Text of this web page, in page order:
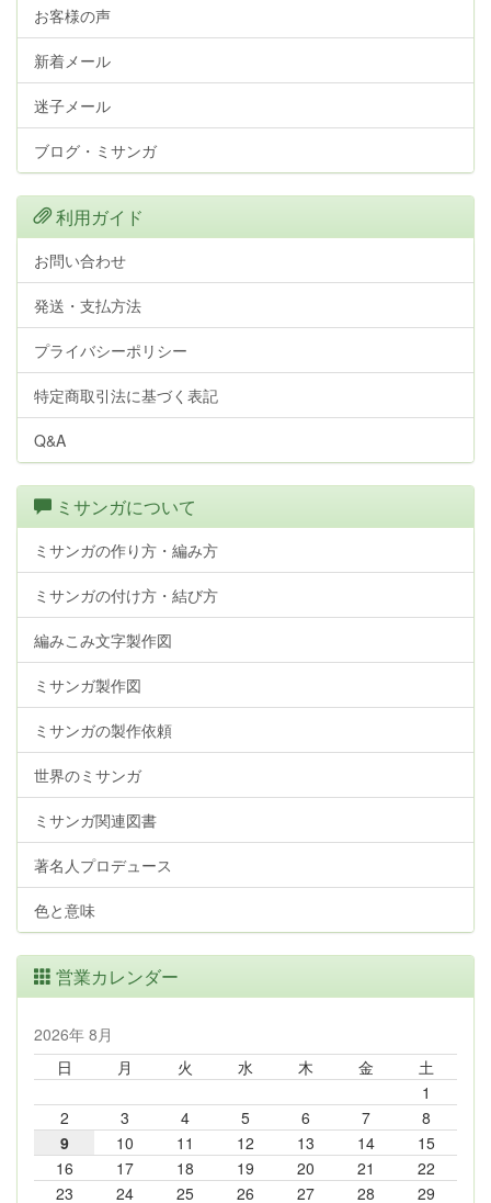
お客様の声
新着メール
迷子メール
ブログ・ミサンガ
利用ガイド
お問い合わせ
発送・支払方法
プライバシーポリシー
特定商取引法に基づく表記
Q&A
ミサンガについて
ミサンガの作り方・編み方
ミサンガの付け方・結び方
編みこみ文字製作図
ミサンガ製作図
ミサンガの製作依頼
世界のミサンガ
ミサンガ関連図書
著名人プロデュース
色と意味
営業カレンダー
2026年 8月
日
月 火 水 木 金
土
1
2
3 4 5 6 7
8
9
10 11 12 13 14
15
16
17 18 19 20 21
22
23
24 25 26 27 28 29